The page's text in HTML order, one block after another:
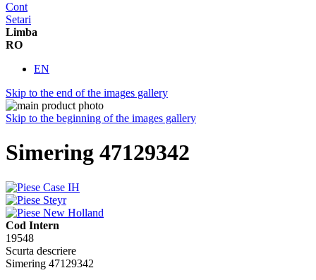
Cont
Setari
Limba
RO
EN
Skip to the end of the images gallery
Skip to the beginning of the images gallery
Simering 47129342
Cod Intern
19548
Scurta descriere
Simering 47129342